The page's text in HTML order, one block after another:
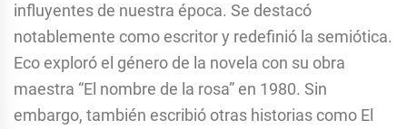
influyentes de nuestra época. Se destacó
notablemente como escritor y redefinió la semiótica.
Eco exploró el género de la novela con su obra
maestra “El nombre de la rosa” en 1980. Sin
embargo, también escribió otras historias como El